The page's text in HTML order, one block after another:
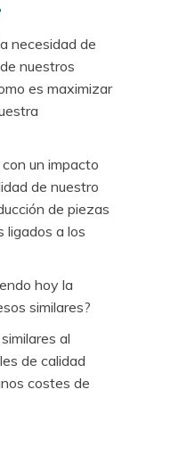
necesidad de
nuestros
es maximizar
un impacto
de nuestro
de piezas
ligados a los
hoy la
similares?
al
de calidad
costes de